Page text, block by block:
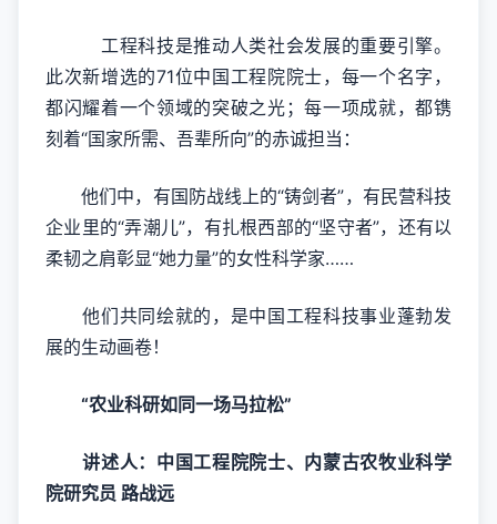
工程科技是推动人类社会发展的重要引擎。
此次新增选的71位中国工程院院士，每一个名字，
都闪耀着一个领域的突破之光；每一项成就，都镌
刻着“国家所需、吾辈所向”的赤诚担当：
他们中，有国防战线上的“铸剑者”，有民营科技
企业里的“弄潮儿”，有扎根西部的“坚守者”，还有以
柔韧之肩彰显“她力量”的女性科学家……
他们共同绘就的，是中国工程科技事业蓬勃发
展的生动画卷！
“农业科研如同一场马拉松”
讲述人：中国工程院院士、内蒙古农牧业科学
院研究员 路战远